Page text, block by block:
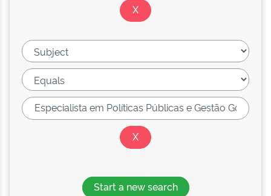
Start a new search